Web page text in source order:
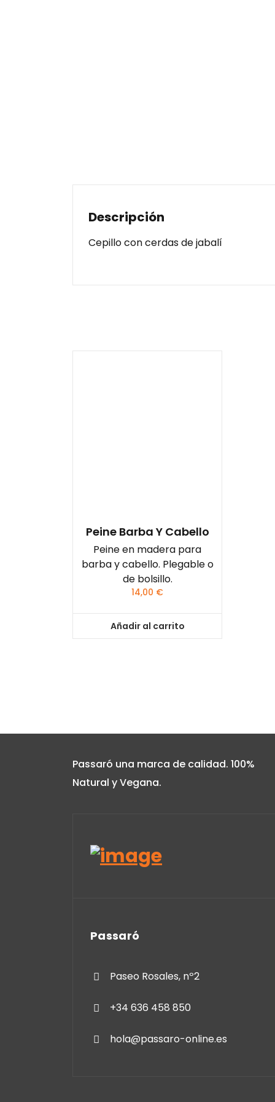
Descripción
Cepillo con cerdas de jabalí
Peine Barba Y Cabello
Peine en madera para
barba y cabello. Plegable o
de bolsillo.
14,00 €
Añadir al carrito
Passaró una marca de calidad. 100%
Natural y Vegana.
Passaró
Paseo Rosales, nº2
+34 636 458 850
hola@passaro-online.es